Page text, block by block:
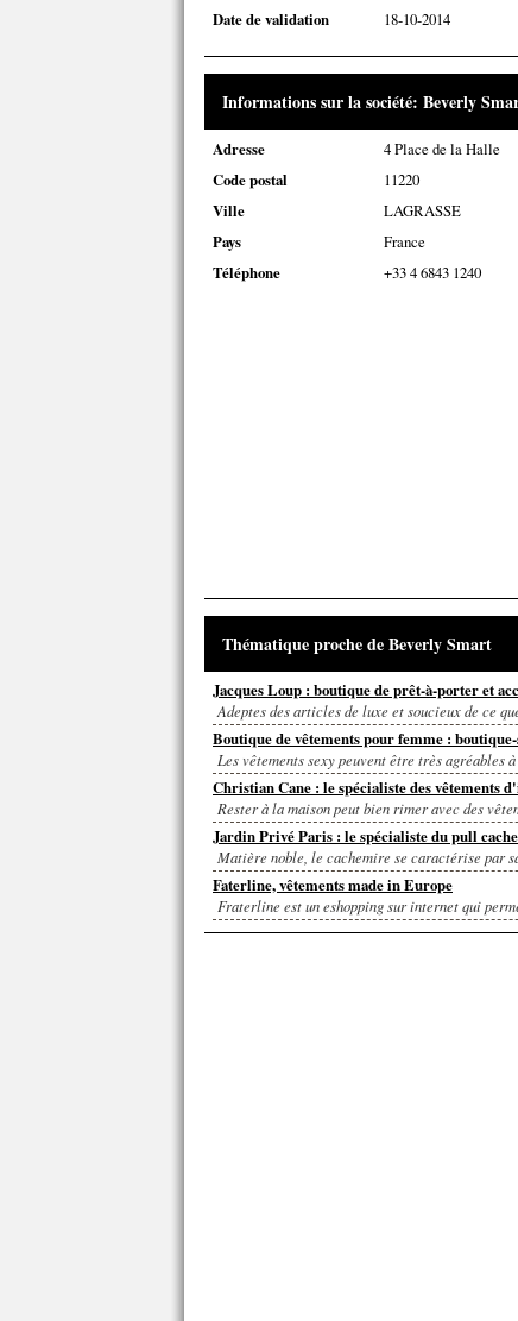
Date de validation
18-10-2014
Informations sur la société: Beverly
Adresse
4 Place de la Halle
Code postal
11220
Ville
LAGRASSE
Pays
France
Téléphone
+33 4 6843 1240
Thématique proche de Beverly Smart
Jacques Loup : boutique de prêt-à-porter et
Adeptes des articles de luxe et soucieux de ce
Boutique de vêtements pour femme :
Les vêtements sexy peuvent être très agréables
Christian Cane : le spécialiste des vêtements
Rester à la maison peut bien rimer avec des
Jardin Privé Paris : le spécialiste du pull
Matière noble, le cachemire se caractérise par
Faterline, vêtements made in Europe
Fraterline est un eshopping sur internet qui